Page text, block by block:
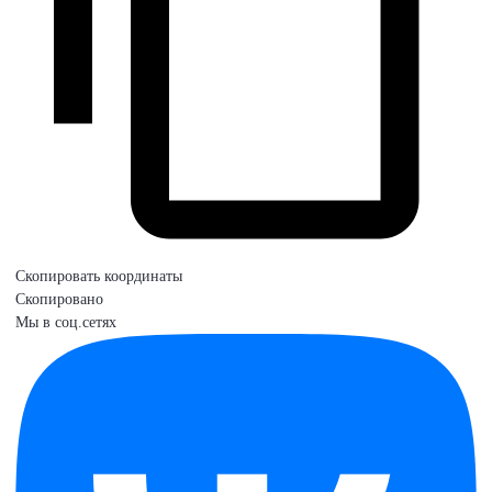
Скопировать координаты
Скопировано
Мы в соц.сетях